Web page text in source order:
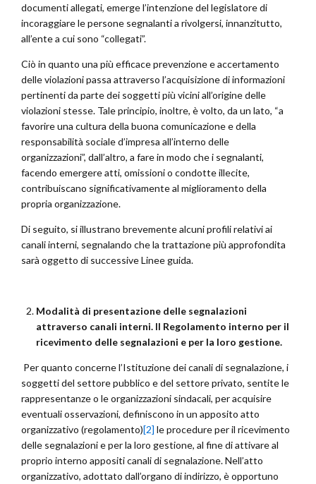
documenti allegati, emerge l’intenzione del legislatore di
incoraggiare le persone segnalanti a rivolgersi, innanzitutto,
all’ente a cui sono “collegati”.
Ciò in quanto una più efficace prevenzione e accertamento
delle violazioni passa attraverso l’acquisizione di informazioni
pertinenti da parte dei soggetti più vicini all’origine delle
violazioni stesse. Tale principio, inoltre, è volto, da un lato, “a
favorire una cultura della buona comunicazione e della
responsabilità sociale d’impresa all’interno delle
organizzazioni”, dall’altro, a fare in modo che i segnalanti,
facendo emergere atti, omissioni o condotte illecite,
contribuiscano significativamente al miglioramento della
propria organizzazione.
Di seguito, si illustrano brevemente alcuni profili relativi ai
canali interni, segnalando che la trattazione più approfondita
sarà oggetto di successive Linee guida.
Modalità di presentazione delle segnalazioni
attraverso canali interni. Il Regolamento interno per il
ricevimento delle segnalazioni e per la loro gestione.
Per quanto concerne l’Istituzione dei canali di segnalazione, i
soggetti del settore pubblico e del settore privato, sentite le
rappresentanze o le organizzazioni sindacali, per acquisire
eventuali osservazioni, definiscono in un apposito atto
organizzativo (regolamento)[2] le procedure per il ricevimento
delle segnalazioni e per la loro gestione, al fine di attivare al
proprio interno appositi canali di segnalazione. Nell’atto
organizzativo, adottato dall’organo di indirizzo, è opportuno